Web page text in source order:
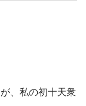
、私の初十天衆